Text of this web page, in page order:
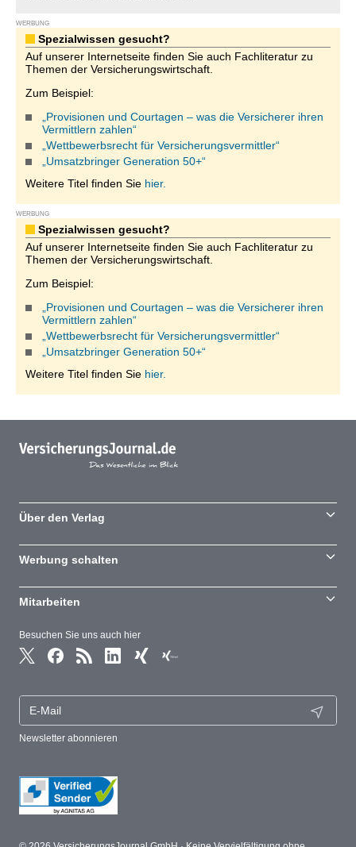
WERBUNG
Spezialwissen gesucht?
Auf unserer Internetseite finden Sie auch Fachliteratur zu
Themen der Versicherungswirtschaft.
Zum Beispiel:
„Provisionen und Courtagen – was die Versicherer ihren
Vermittlern zahlen“
„Wettbewerbsrecht für Versicherungsvermittler“
„Umsatzbringer Generation 50+“
Weitere Titel finden Sie hier.
WERBUNG
Spezialwissen gesucht?
Auf unserer Internetseite finden Sie auch Fachliteratur zu
Themen der Versicherungswirtschaft.
Zum Beispiel:
„Provisionen und Courtagen – was die Versicherer ihren
Vermittlern zahlen“
„Wettbewerbsrecht für Versicherungsvermittler“
„Umsatzbringer Generation 50+“
Weitere Titel finden Sie hier.
Besuchen Sie uns auch hier
Newsletter abonnieren
Über den Verlag
Werbung schalten
Mitarbeiten